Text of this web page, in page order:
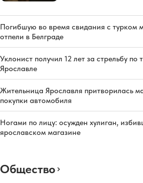
Погибшую во время свидания с турком
отпели в Белграде
Уклонист получил 12 лет за стрельбу по
Ярославле
Жительница Ярославля притворилась
покупки автомобиля
Ногами по лицу: осужден хулиган,
ярославском магазине
Общество